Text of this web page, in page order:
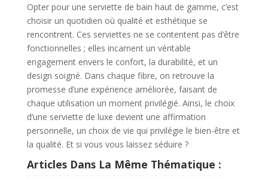
Opter pour une serviette de bain haut de gamme, c’est
choisir un quotidien où qualité et esthétique se
rencontrent. Ces serviettes ne se contentent pas d’être
fonctionnelles ; elles incarnent un véritable
engagement envers le confort, la durabilité, et un
design soigné. Dans chaque fibre, on retrouve la
promesse d’une expérience améliorée, faisant de
chaque utilisation un moment privilégié. Ainsi, le choix
d’une serviette de luxe devient une affirmation
personnelle, un choix de vie qui privilégie le bien-être et
la qualité. Et si vous vous laissez séduire ?
Articles Dans La Même Thématique :